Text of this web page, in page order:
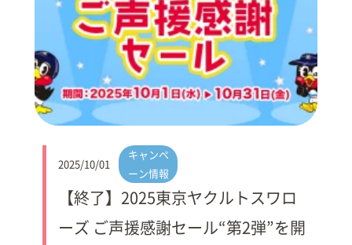
2025/10/01
キャンペ
ーン情報
【終了】2025東京ヤクルトスワロ
ーズ ご声援感謝セール“第2弾”を開